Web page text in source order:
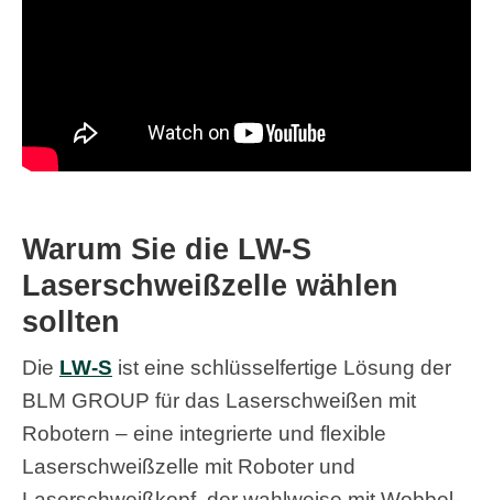
Warum Sie die LW-S
Laserschweißzelle wählen
sollten
Die LW-S ist eine schlüsselfertige Lösung der
BLM GROUP für das Laserschweißen mit
Robotern – eine integrierte und flexible
Laserschweißzelle mit Roboter und